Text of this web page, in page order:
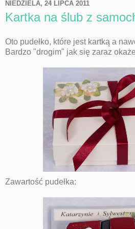
NIEDZIELA, 24 LIPCA 2011
Kartka na ślub z
Oto pudełko, które jest kartką a
Bardzo "drogim" jak się zaraz
Zawartość pudełka: